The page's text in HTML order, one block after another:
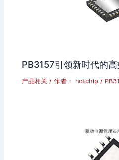
PB3157引领新时代的
产品相关 / 作者： hotchip/